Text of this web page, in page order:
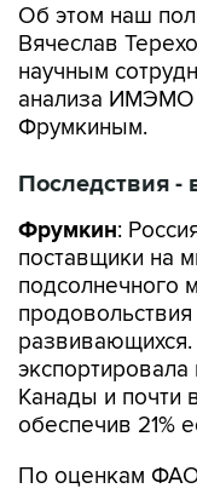
Об этом наш
Вячеслав
научным
анализа ИМЭМО
Фрумкиным.
Последствия -
Фрумкин:
поставщики на
подсолнечного
Канады и
обеспечив 21%
По оценкам